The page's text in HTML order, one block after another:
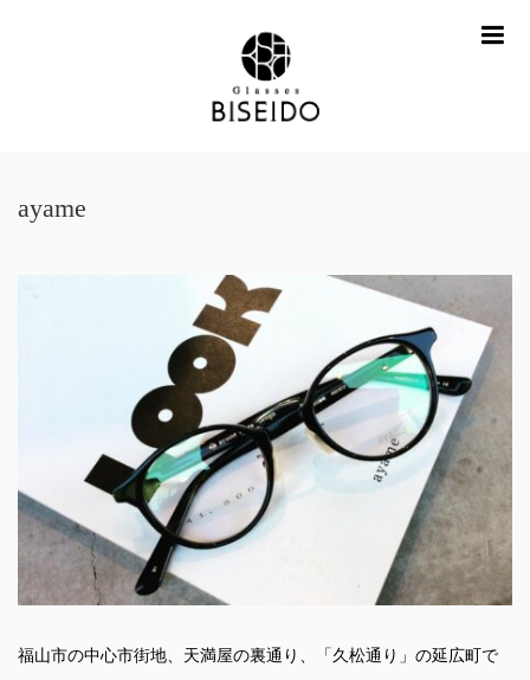
ayame
福山市の中心市街地、天満屋の裏通り、「久松通り」の延広町で